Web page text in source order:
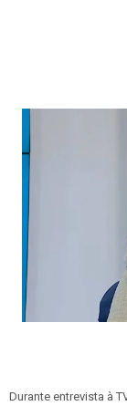
Durante entrevista à